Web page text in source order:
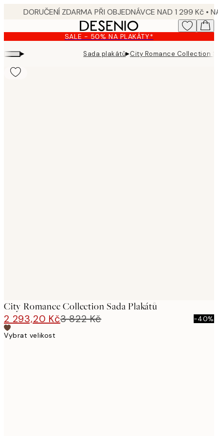
content.
SALE - 50% NA PLAKÁTY*
▸ Sada plakátů▸City Romance Collection
City Romance Collection Sada Plakátů
2 293,20 Kč3 822 Kč
-40%
Vybrat velikost